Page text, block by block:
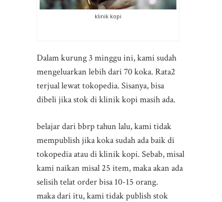
klinik kopi
Dalam kurung 3 minggu ini, kami sudah
mengeluarkan lebih dari 70 koka. Rata2
terjual lewat tokopedia. Sisanya, bisa
dibeli jika stok di klinik kopi masih ada.
belajar dari bbrp tahun lalu, kami tidak
mempublish jika koka sudah ada baik di
tokopedia atau di klinik kopi. Sebab, misal
kami naikan misal 25 item, maka akan ada
selisih telat order bisa 10-15 orang.
maka dari itu, kami tidak publish stok